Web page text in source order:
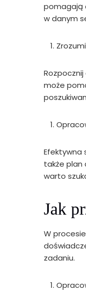
pomagają
w danym
może
Efektywna
także plan
warto
Jak
W
zadaniu.